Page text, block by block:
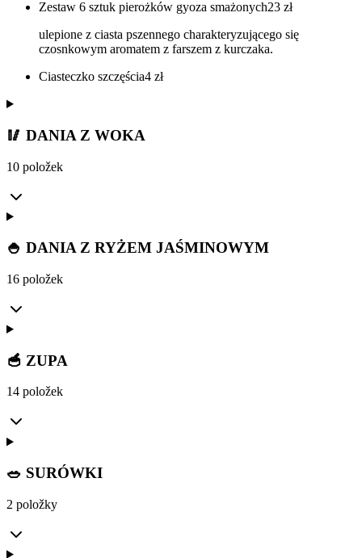
Zestaw 6 sztuk pierożków gyoza smażonych23 zł
ulepione z ciasta pszennego charakteryzującego się
czosnkowym aromatem z farszem z kurczaka.
Ciasteczko szczęścia4 zł
🥢 DANIA Z WOKA
10 položek
🍚 DANIA Z RYŻEM JAŚMINOWYM
16 položek
🥣 ZUPA
14 položek
🥗 SURÓWKI
2 položky